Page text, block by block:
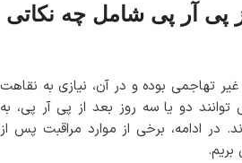
پی آر پی شامل چه نکاتی
تهاجمی بوده و در آن، نیازی به نقاهت
توانند دو یا سه روز بعد از پی آر پی، به
در ادامه، برخی از موارد مراقبت پس از